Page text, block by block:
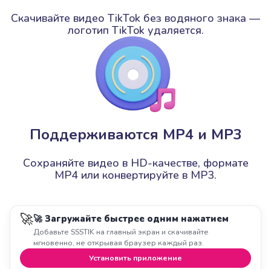
Скачивайте видео TikTok без водяного знака —
логотип TikTok удаляется.
Поддерживаются MP4 и MP3
Сохраняйте видео в HD-качестве, формате
MP4 или конвертируйте в MP3.
🚀🚀 Загружайте быстрее одним нажатием
Добавьте SSSTIK на главный экран и скачивайте
мгновенно, не открывая браузер каждый раз.
Установить приложение